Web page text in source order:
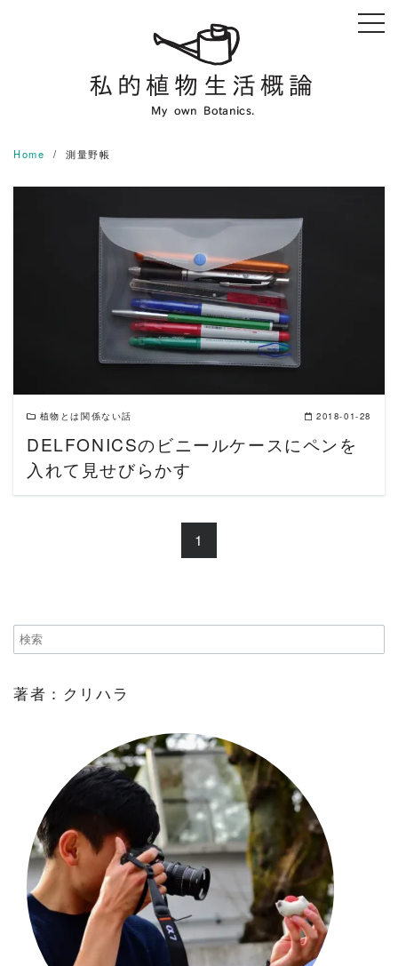
Home 測量野帳
READ MORE
植物とは関係ない話 2018-01-28
DELFONICSのビニールケースにペンを
入れて見せびらかす
1
著者：クリハラ